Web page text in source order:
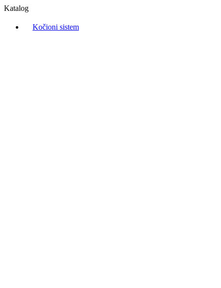
Katalog
Kočioni sistem